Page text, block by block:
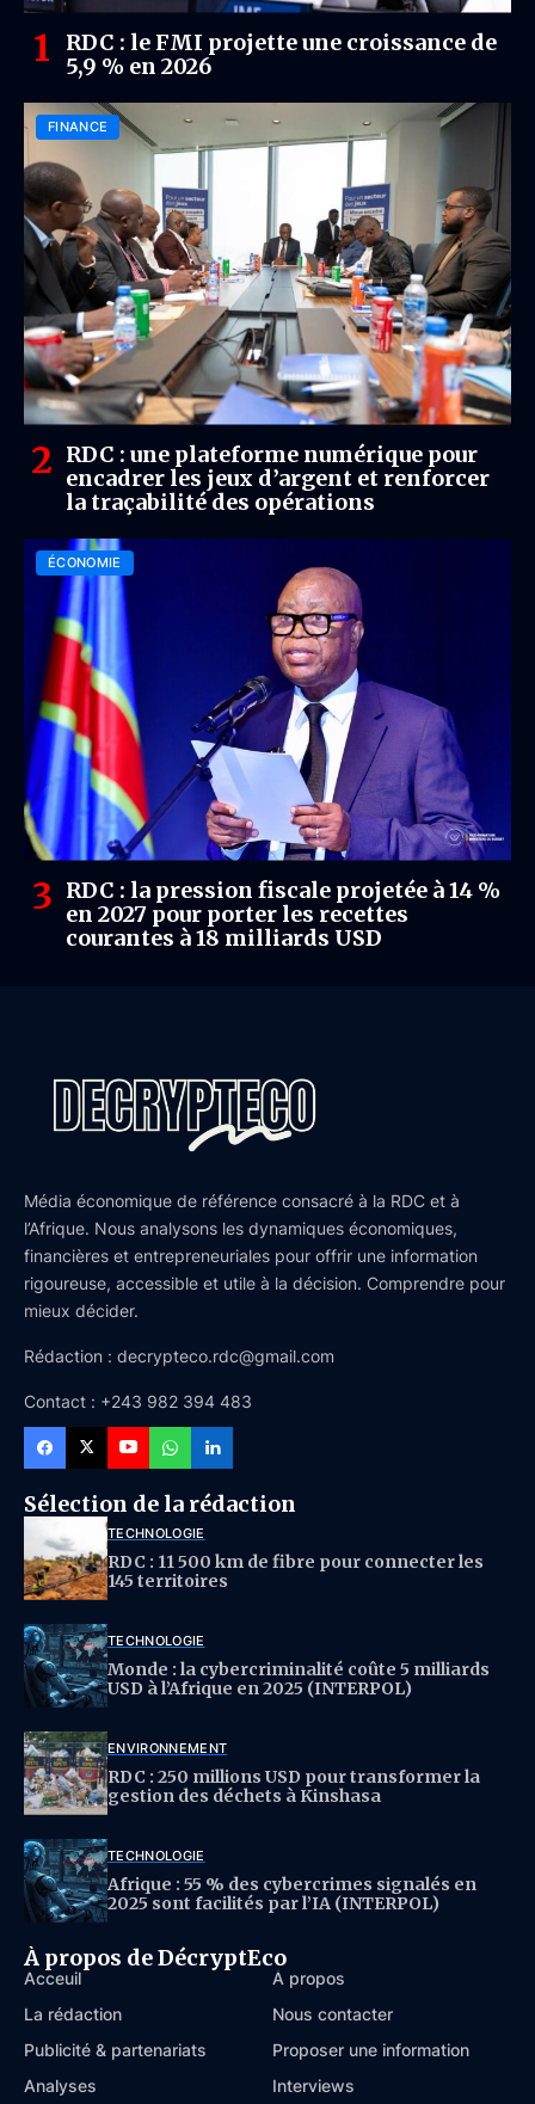
RDC : le FMI projette une croissance de
5,9 % en 2026
FINANCE
RDC : une plateforme numérique pour
encadrer les jeux d’argent et renforcer
la traçabilité des opérations
ÉCONOMIE
RDC : la pression fiscale projetée à 14 %
en 2027 pour porter les recettes
courantes à 18 milliards USD
Média économique de référence consacré à la RDC et à
l’Afrique. Nous analysons les dynamiques économiques,
financières et entrepreneuriales pour offrir une information
rigoureuse, accessible et utile à la décision. Comprendre pour
mieux décider.
Rédaction : decrypteco.rdc@gmail.com
Contact : +243 982 394 483
Sélection de la rédaction
TECHNOLOGIE
RDC : 11 500 km de fibre pour connecter les
145 territoires
TECHNOLOGIE
Monde : la cybercriminalité coûte 5 milliards
USD à l’Afrique en 2025 (INTERPOL)
ENVIRONNEMENT
RDC : 250 millions USD pour transformer la
gestion des déchets à Kinshasa
TECHNOLOGIE
Afrique : 55 % des cybercrimes signalés en
2025 sont facilités par l’IA (INTERPOL)
À propos de DécryptEco
Acceuil
À propos
La rédaction
Nous contacter
Publicité & partenariats
Proposer une information
Analyses
Interviews